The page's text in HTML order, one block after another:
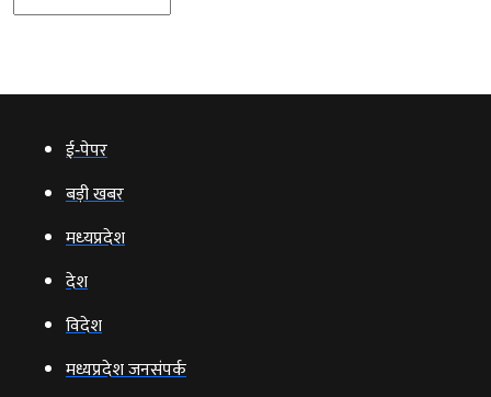
ई‑पेपर
बड़ी खबर
मध्‍यप्रदेश
देश
विदेश
मध्यप्रदेश जनसंपर्क